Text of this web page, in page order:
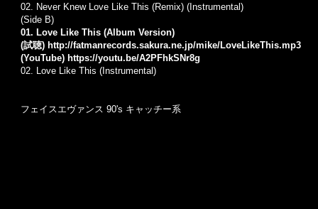
02. Never Knew Love Like This (Remix) (Instrumental)
(Side B)
01. Love Like This (Album Version)
(試聴) http://fatmanrecords.sakura.ne.jp/mike/LoveLikeThis.mp3
(YouTube) https://youtu.be/A2PFhkSNr8g
02. Love Like This (Instrumental)
フェイスエヴァンス 90's キャッチー系